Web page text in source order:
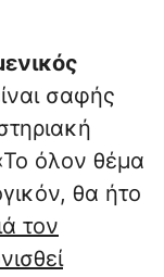
σαφής
όλον θέμα
θα ήτο
τον